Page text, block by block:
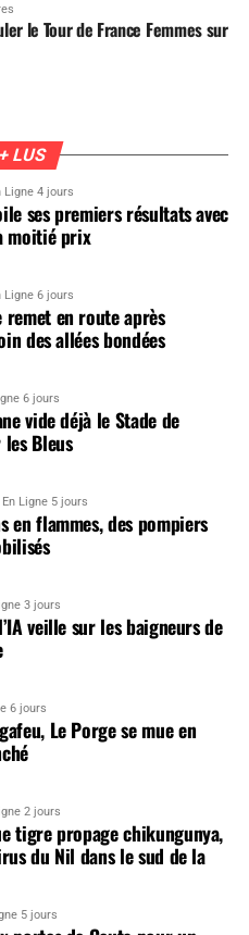
le Tour de France Femmes sur
LUS
Ligne 4 jours
ses premiers résultats avec
moitié prix
Ligne 6 jours
remet en route après
des allées bondées
6 jours
vide déjà le Stade de
Bleus
En Ligne 5 jours
en flammes, des pompiers
3 jours
veille sur les baigneurs de
6 jours
Le Porge se mue en
2 jours
tigre propage chikungunya,
du Nil dans le sud de la
5 jours